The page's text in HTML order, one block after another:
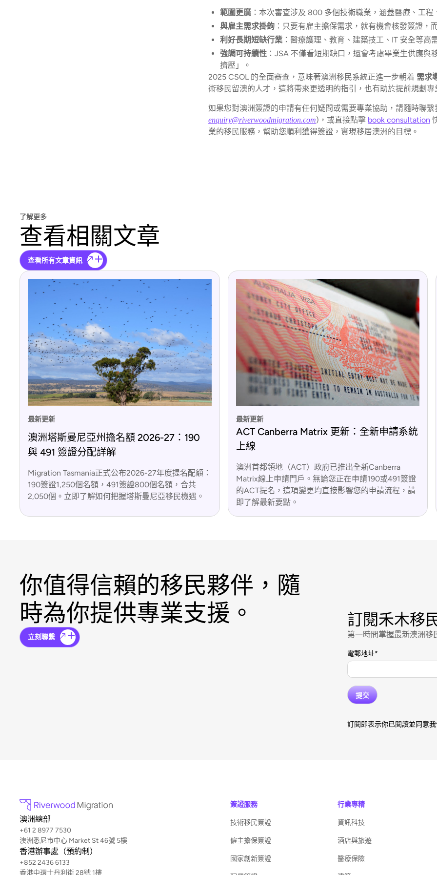
範圍更廣：本次審查涉及 800 多個技術職業，涵蓋醫療、工
與雇主需求掛鉤：只要有雇主擔保需求，就有機會核發簽證，
利好長期短缺行業：醫療護理、教育、建築技工、IT 安全等高
強調可持續性：JSA 不僅看短期缺口，還會考慮畢業生供應與
擠壓」。
2025 CSOL 的全面審查，意味著澳洲移民系統正進一步朝着 需求
術移民留澳的人才，這將帶來更透明的指引，也有助於提前規劃
如果您對澳洲簽證的申請有任何疑問或需要專業協助，請隨時聯
enquiry@riverwoodmigration.com)，或直接點擊 book consultation
業的移民服務，幫助您順利獲得簽證，實現移居澳洲的目標。
了解更多
查看相關文章
查看所有文章資訊
最新更新
澳洲塔斯曼尼亞州擔名額 2026-27：190
與 491 簽證分配詳解
Migration Tasmania正式公布2026-27年度提名配額：
190簽證1,250個名額，491簽證800個名額，合共
2,050個。立即了解如何把握塔斯曼尼亞移民機遇。
最新更新
ACT Canberra Matrix 更新：全新申請系統
上線
澳洲首都領地（ACT）政府已推出全新Canberra
Matrix線上申請門戶。無論您正在申請190或491簽證
的ACT提名，這項變更均直接影響您的申請流程，請
即了解最新要點。
你值得信賴的移民夥伴，隨
時為你提供專業支援。
立刻聯繫
訂閱禾木移
第一時間掌握最新澳洲移
電郵地址*
訂閱即表示你已閱讀並同意
澳洲總部
+61 2 8977 7530
澳洲悉尼市中心 Market St 46號 5樓
香港辦事處（預約制）
+852 2436 6133
香港中環士丹利街 28號 1樓
簽證服務
技術移民簽證
僱主擔保簽證
國家創新簽證
行業專精
資訊科技
酒店與旅遊
醫療保險